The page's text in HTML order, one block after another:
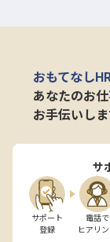
おもてなし
あなたのお
お手伝いしま
サ
サポート
登録
電話で
ヒアリ